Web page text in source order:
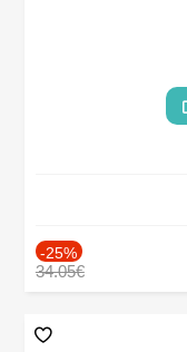
-25%
34.05€